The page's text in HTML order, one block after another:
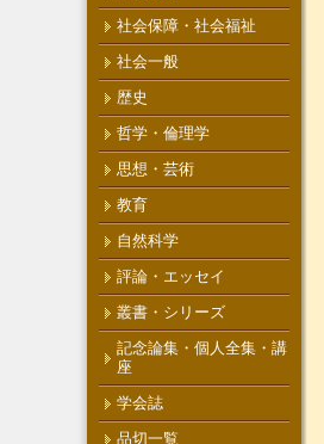
社会保障・社会福祉
社会一般
歴史
哲学・倫理学
思想・芸術
教育
自然科学
評論・エッセイ
叢書・シリーズ
記念論集・個人全集・講
座
学会誌
品切一覧